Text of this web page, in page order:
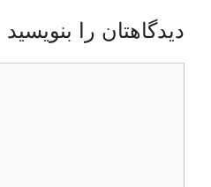
دیدگاهتان را بنویسید